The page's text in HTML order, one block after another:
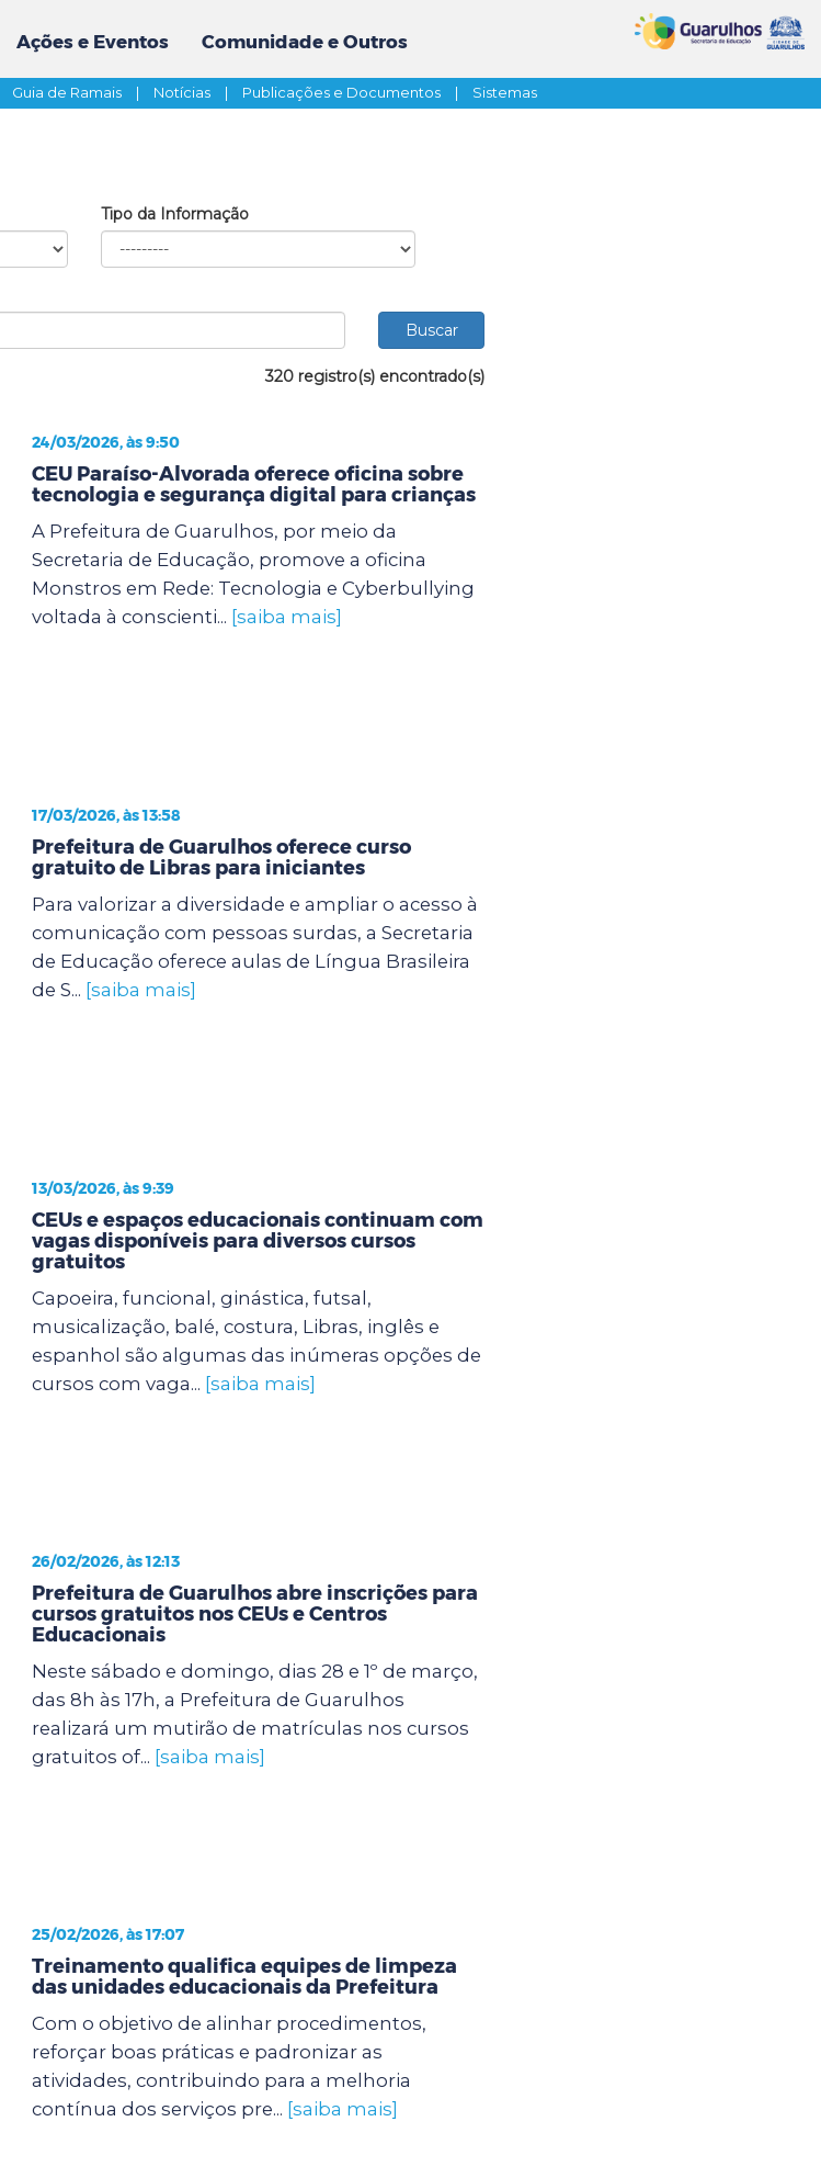
Ações e Eventos Comunidade e Outros
Guia de Ramais | Notícias | Publicações e Documentos | Sistemas
Tipo da Informação
320 registro(s) encontrado(s)
24/03/2026, às 9:50
CEU Paraíso-Alvorada oferece oficina sobre
tecnologia e segurança digital para crianças
A Prefeitura de Guarulhos, por meio da
Secretaria de Educação, promove a oficina
Monstros em Rede: Tecnologia e Cyberbullying
voltada à conscienti... [saiba mais]
17/03/2026, às 13:58
Prefeitura de Guarulhos oferece curso
gratuito de Libras para iniciantes
Para valorizar a diversidade e ampliar o acesso à
comunicação com pessoas surdas, a Secretaria
de Educação oferece aulas de Língua Brasileira
de S... [saiba mais]
13/03/2026, às 9:39
CEUs e espaços educacionais continuam com
vagas disponíveis para diversos cursos
gratuitos
Capoeira, funcional, ginástica, futsal,
musicalização, balé, costura, Libras, inglês e
espanhol são algumas das inúmeras opções de
cursos com vaga... [saiba mais]
26/02/2026, às 12:13
Prefeitura de Guarulhos abre inscrições para
cursos gratuitos nos CEUs e Centros
Educacionais
Neste sábado e domingo, dias 28 e 1º de março,
das 8h às 17h, a Prefeitura de Guarulhos
realizará um mutirão de matrículas nos cursos
gratuitos of... [saiba mais]
25/02/2026, às 17:07
Treinamento qualifica equipes de limpeza
das unidades educacionais da Prefeitura
Com o objetivo de alinhar procedimentos,
reforçar boas práticas e padronizar as
atividades, contribuindo para a melhoria
contínua dos serviços pre... [saiba mais]